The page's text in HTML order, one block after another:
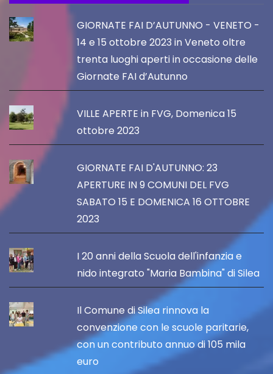
GIORNATE FAI D’AUTUNNO - VENETO -
14 e 15 ottobre 2023 in Veneto oltre
trenta luoghi aperti in occasione delle
Giornate FAI d’Autunno
VILLE APERTE in FVG, Domenica 15
ottobre 2023
GIORNATE FAI D'AUTUNNO: 23
APERTURE IN 9 COMUNI DEL FVG
SABATO 15 E DOMENICA 16 OTTOBRE
2023
I 20 anni della Scuola dell'infanzia e
nido integrato "Maria Bambina" di Silea
Il Comune di Silea rinnova la
convenzione con le scuole paritarie,
con un contributo annuo di 105 mila
euro